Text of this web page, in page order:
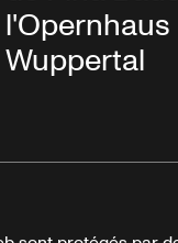
l'Opernhaus
Wuppertal